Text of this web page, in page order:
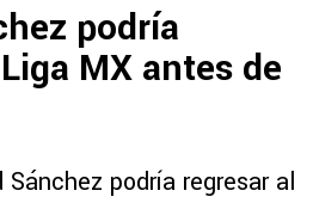
podría
MX antes de
podría regresar al